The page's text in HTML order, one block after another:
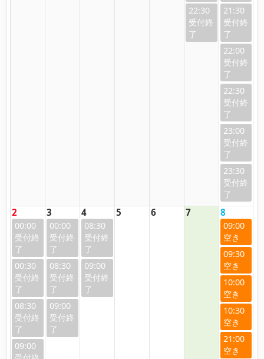
22:30 21:30
22:00
22:30
23:00
23:30
2
00:00
00:30
08:30
09:00
3
00:00
08:30
09:00
4
08:30
09:00
5 6 7 8
09:00
09:30
10:00
10:30
21:00